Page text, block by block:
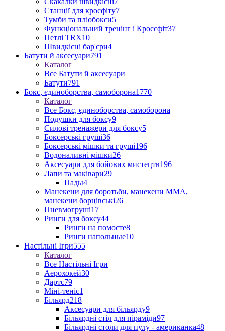
Станції для кросфіту7
Тумби та пліобокси5
Функціональний тренінг і Кроссфіт37
Петлі TRX10
Швидкісні бар'єри4
Батути й аксесуари791
Каталог
Все Батути й аксесуари
Батути791
Бокс, єдиноборства, самоборона1770
Каталог
Все Бокс, єдиноборства, самоборона
Подушки для боксу9
Силові тренажери для боксу5
Боксерські груші36
Боксерські мішки та груші196
Водоналивні мішки26
Аксесуари для бойових мистецтв196
Лапи та маківари29
Пады4
Манекени для боротьби, манекени ММА,
манекени борцівські26
Пневмогруші17
Ринги для боксу44
Ринги на помосте8
Ринги напольные10
Настільні Ігри555
Каталог
Все Настільні Ігри
Аерохокей30
Дартс79
Міні-теніс1
Більярд218
Аксесуари для більярду9
Більярдні стіл для піраміди97
Більярдні столи для пулу - американка48